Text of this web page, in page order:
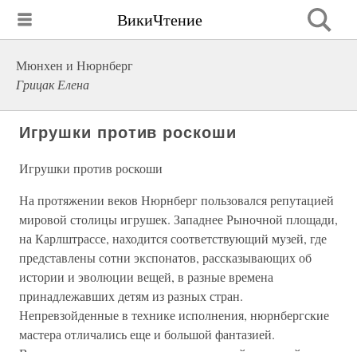
ВикиЧтение
Мюнхен и Нюрнберг
Грицак Елена
Игрушки против роскоши
Игрушки против роскоши
На протяжении веков Нюрнберг пользовался репутацией
мировой столицы игрушек. Западнее Рыночной площади,
на Карлштрассе, находится соответствующий музей, где
представлены сотни экспонатов, рассказывающих об
истории и эволюции вещей, в разные времена
принадлежавших детям из разных стран.
Непревзойденные в технике исполнения, нюрнбергские
мастера отличались еще и большой фантазией.